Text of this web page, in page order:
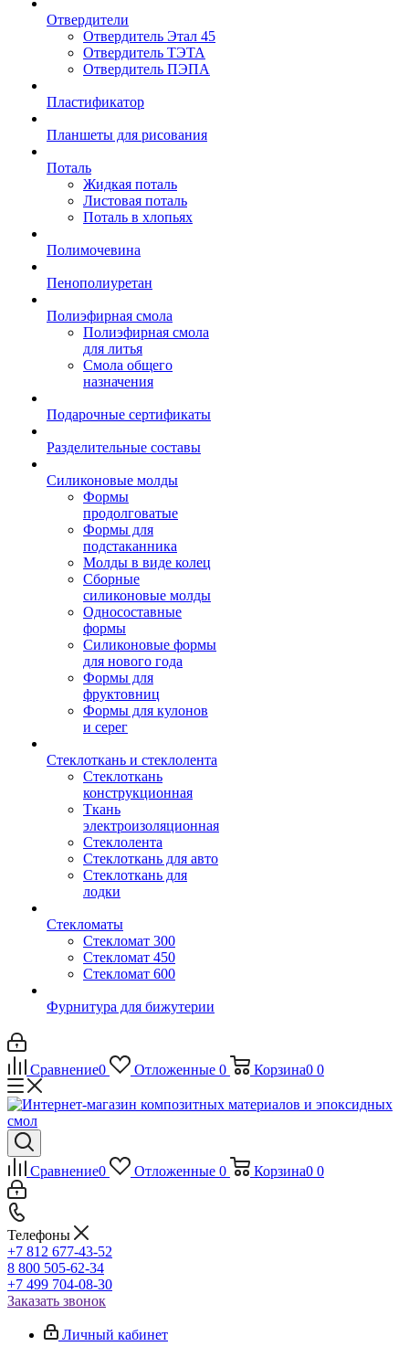
Отвердители
Отвердитель Этал 45
Отвердитель ТЭТА
Отвердитель ПЭПА
Пластификатор
Планшеты для рисования
Поталь
Жидкая поталь
Листовая поталь
Поталь в хлопьях
Полимочевина
Пенополиуретан
Полиэфирная смола
Полиэфирная смола
для литья
Смола общего
назначения
Подарочные сертификаты
Разделительные составы
Силиконовые молды
Формы
продолговатые
Формы для
подстаканника
Молды в виде колец
Сборные
силиконовые молды
Односоставные
формы
Силиконовые формы
для нового года
Формы для
фруктовниц
Формы для кулонов
и серег
Стеклоткань и стеклолента
Стеклоткань
конструкционная
Ткань
электроизоляционная
Стеклолента
Стеклоткань для авто
Стеклоткань для
лодки
Стекломаты
Стекломат 300
Стекломат 450
Стекломат 600
Фурнитура для бижутерии
Сравнение0 Отложенные 0 Корзина0 0
Сравнение0 Отложенные 0 Корзина0 0
Телефоны
+7 812 677-43-52
8 800 505-62-34
+7 499 704-08-30
Заказать звонок
Личный кабинет